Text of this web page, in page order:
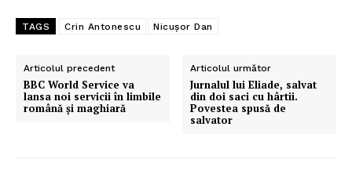
TAGS Crin Antonescu Nicușor Dan
Articolul precedent
BBC World Service va
lansa noi servicii în limbile
română și maghiară
Articolul următor
Jurnalul lui Eliade, salvat
din doi saci cu hârtii.
Povestea spusă de
salvator